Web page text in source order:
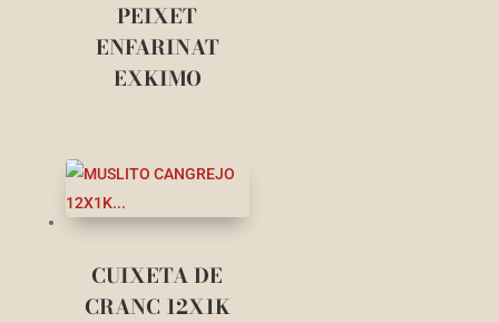
PEIXET
ENFARINAT
EXKIMO
CUIXETA DE
CRANC 12X1K